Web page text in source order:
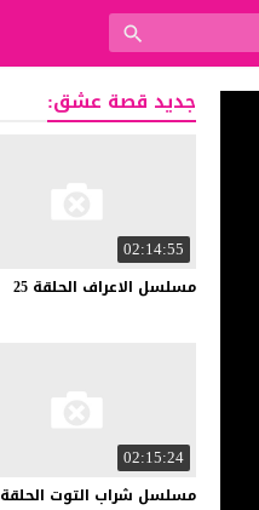
جديد قصة عشق:
02:14:55
مسلسل الاعراف الحلقة 25
02:15:24
مسلسل شراب التوت الحلقة